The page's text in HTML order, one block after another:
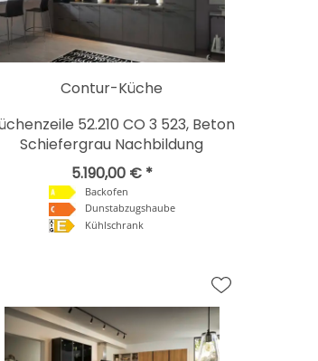
Contur-Küche
52.210 CO 3 523, Beton
Schiefergrau Nachbildung
5.190,00 € *
Backofen
Dunstabzugshaube
Kühlschrank